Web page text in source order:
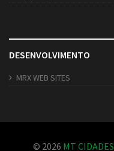
DESENVOLVIMENTO
MRX WEB SITES
© 2026 MT CIDADES